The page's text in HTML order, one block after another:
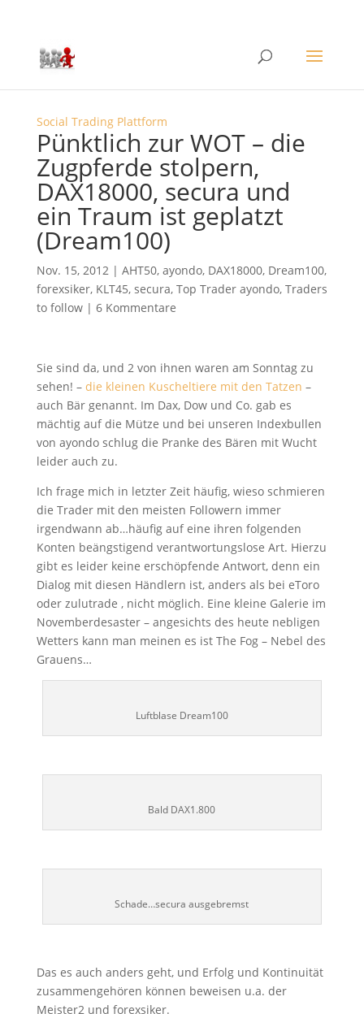
Social Trading Plattform
Pünktlich zur WOT – die
Zugpferde stolpern,
DAX18000, secura und
ein Traum ist geplatzt
(Dream100)
Nov. 15, 2012| AHT50, ayondo, DAX18000, Dream100,
forexsiker, KLT45, secura, Top Trader ayondo, Traders
to follow| 6 Kommentare
Sie sind da, und 2 von ihnen waren am Sonntag zu
sehen! – die kleinen Kuscheltiere mit den Tatzen –
auch Bär genannt. Im Dax, Dow und Co. gab es
mächtig auf die Mütze und bei unseren Indexbullen
von ayondo schlug die Pranke des Bären mit Wucht
leider auch zu.
Ich frage mich in letzter Zeit häufig, wieso schmieren
die Trader mit den meisten Followern immer
irgendwann ab…häufig auf eine ihren folgenden
Konten beängstigend verantwortungslose Art. Hierzu
gibt es leider keine erschöpfende Antwort, denn ein
Dialog mit diesen Händlern ist, anders als bei eToro
oder zulutrade , nicht möglich. Eine kleine Galerie im
Novemberdesaster – angesichts des heute nebligen
Wetters kann man meinen es ist The Fog – Nebel des
Grauens…
Luftblase Dream100
Bald DAX1.800
Schade…secura ausgebremst
Das es auch anders geht, und Erfolg und Kontinuität
zusammengehören können beweisen u.a. der
Meister2 und forexsiker.